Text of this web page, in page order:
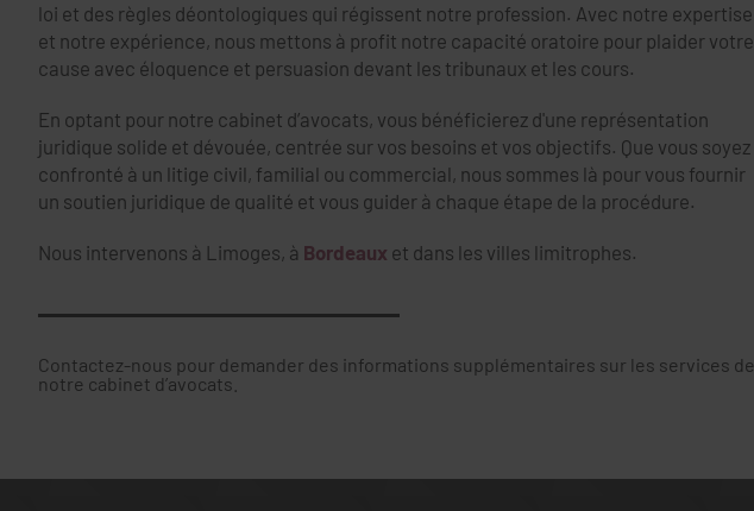
loi et des règles déontologiques qui régissent notre profession. Avec notre expertise
et notre expérience, nous mettons à profit notre capacité oratoire pour plaider votre
cause avec éloquence et persuasion devant les tribunaux et les cours.
En optant pour notre cabinet d’avocats, vous bénéficierez d'une représentation
juridique solide et dévouée, centrée sur vos besoins et vos objectifs. Que vous soyez
confronté à un litige civil, familial ou commercial, nous sommes là pour vous fournir
un soutien juridique de qualité et vous guider à chaque étape de la procédure.
Nous intervenons à Limoges, à Bordeaux et dans les villes limitrophes.
Contactez-nous pour demander des informations supplémentaires sur les services de
notre cabinet d’avocats.